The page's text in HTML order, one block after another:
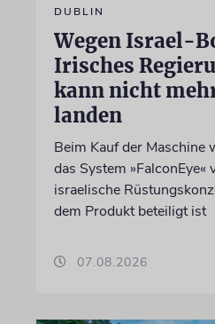
DUBLIN
Wegen Israel-
Irisches
kann nicht
landen
Beim Kauf der Maschine
das System
israelische
dem Produkt beteiligt ist
07.08.2026